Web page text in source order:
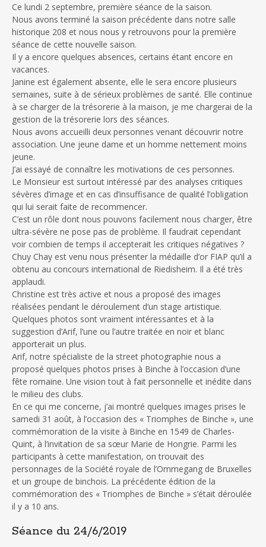
Ce lundi 2 septembre, première séance de la saison.
Nous avons terminé la saison précédente dans notre salle
historique 208 et nous nous y retrouvons pour la première
séance de cette nouvelle saison.
Il y a encore quelques absences, certains étant encore en
vacances.
Janine est également absente, elle le sera encore plusieurs
semaines, suite à de sérieux problèmes de santé. Elle continue
à se charger de la trésorerie à la maison, je me chargerai de la
gestion de la trésorerie lors des séances.
Nous avons accueilli deux personnes venant découvrir notre
association. Une jeune dame et un homme nettement moins
jeune.
J’ai essayé de connaître les motivations de ces personnes.
Le Monsieur est surtout intéressé par des analyses critiques
sévères d’image et en cas d’insuffisance de qualité l’obligation
qui lui serait faite de recommencer.
C’est un rôle dont nous pouvons facilement nous charger, être
ultra-sévère ne pose pas de problème. Il faudrait cependant
voir combien de temps il accepterait les critiques négatives ?
Chuy Chay est venu nous présenter la médaille d’or FIAP qu’il a
obtenu au concours international de Riedisheim. Il a été très
applaudi.
Christine est très active et nous a proposé des images
réalisées pendant le déroulement d’un stage artistique.
Quelques photos sont vraiment intéressantes et à la
suggestion d’Arif, l’une ou l’autre traitée en noir et blanc
apporterait un plus.
Arif, notre spécialiste de la street photographie nous a
proposé quelques photos prises à Binche à l’occasion d’une
fête romaine. Une vision tout à fait personnelle et inédite dans
le milieu des clubs.
En ce qui me concerne, j’ai montré quelques images prises le
samedi 31 août, à l’occasion des « Triomphes de Binche », une
commémoration de la visite à Binche en 1549 de Charles-
Quint, à l’invitation de sa sœur Marie de Hongrie. Parmi les
participants à cette manifestation, on trouvait des
personnages de la Société royale de l’Ommegang de Bruxelles
et un groupe de binchois. La précédente édition de la
commémoration des « Triomphes de Binche » s’était déroulée
il y a 10 ans.
Séance du 24/6/2019